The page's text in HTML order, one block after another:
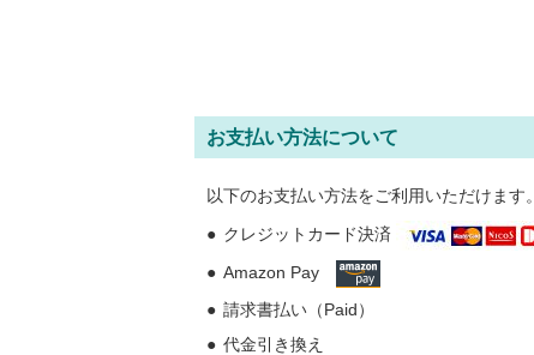
お支払い方法について
以下のお支払い方法をご利用いただけます。
クレジットカード決済
Amazon Pay
請求書払い（Paid）
代金引き換え